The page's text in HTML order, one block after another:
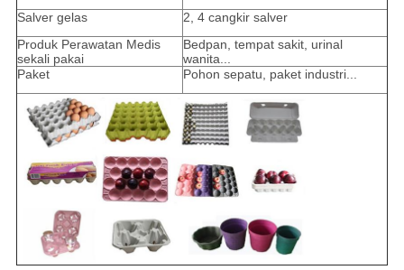
Salver gelas
2, 4 cangkir salver
Produk Perawatan Medis
sekali pakai
Bedpan, tempat sakit, urinal
wanita...
Paket
Pohon sepatu, paket industri...